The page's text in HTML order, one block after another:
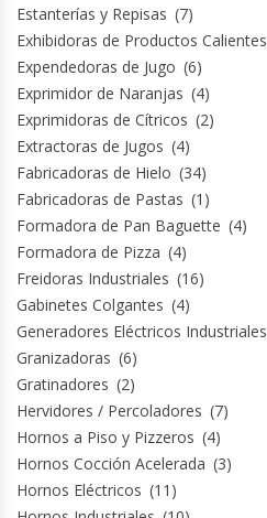
Peladora De Papas
Picador De Hielo
Planchas Churrasqueras
Procesadoras De Alimentos
Puntos De Venta
Rallador De Pan
Ralladoras De Queso
Rebanadoras De Pan De Molde
Refrigeradores Industriales
Estanterías y Repisas (7)
Exhibidoras de Productos Calientes
Expendedoras de Jugo (6)
Exprimidor de Naranjas (4)
Exprimidoras de Cítricos (2)
Extractoras de Jugos (4)
Fabricadoras de Hielo (34)
Fabricadoras de Pastas (1)
Formadora de Pan Baguette (4)
Formadora de Pizza (4)
Freidoras Industriales (16)
Gabinetes Colgantes (4)
Generadores Eléctricos Industriales
Granizadoras (6)
Gratinadores (2)
Hervidores / Percoladores (7)
Hornos a Piso y Pizzeros (4)
Hornos Cocción Acelerada (3)
Hornos Eléctricos (11)